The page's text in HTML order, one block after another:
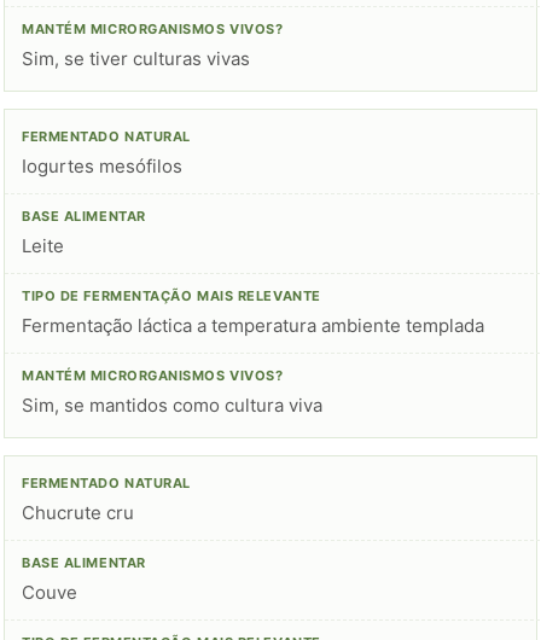
Sim, se tiver culturas vivas
Iogurtes mesófilos
Leite
Fermentação láctica a temperatura ambiente templada
Sim, se mantidos como cultura viva
Chucrute cru
Couve